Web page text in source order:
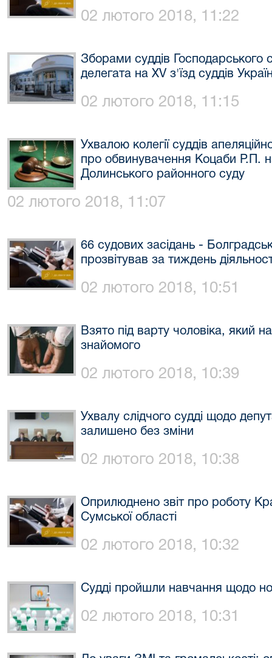
02 лютого 2018, 11:22
Зборами суддів Господарського
делегата на XV з'їзд суддів
02 лютого 2018, 11:15
Ухвалою колегії суддів
про обвинувачення Коцаби Р.П.
Долинського районного суду
02 лютого 2018, 11:07
66 судових засідань -
прозвітував за тиждень
02 лютого 2018, 10:51
Взято під варту чоловіка, який
знайомого
02 лютого 2018, 10:39
Ухвалу слідчого судді щодо
залишено без зміни
02 лютого 2018, 10:38
Оприлюднено звіт про роботу
Сумської області
02 лютого 2018, 10:32
Судді пройшли навчання щодо
02 лютого 2018, 10:31